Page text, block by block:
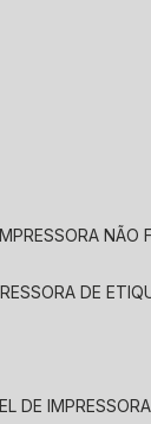
NÃO
DE
DE